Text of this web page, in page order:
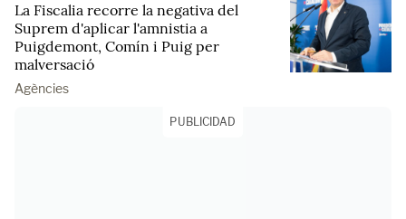
La Fiscalia recorre la negativa del
Suprem d'aplicar l'amnistia a
Puigdemont, Comín i Puig per
malversació
Agències
PUBLICIDAD